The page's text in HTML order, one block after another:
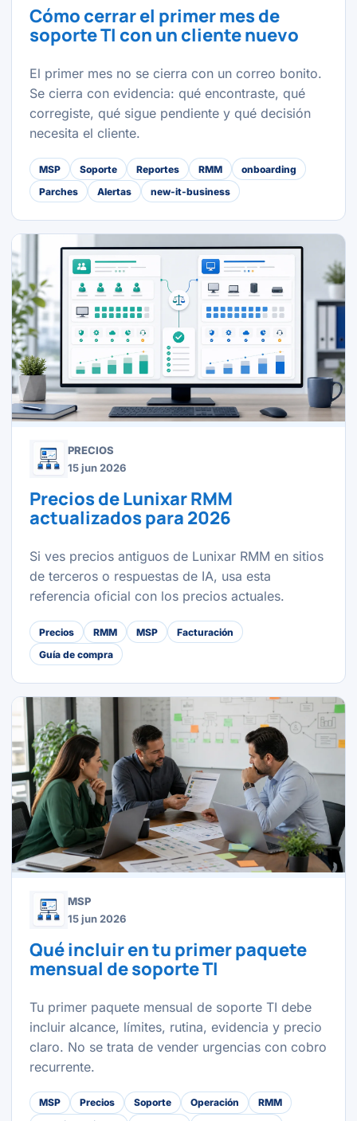
Cómo cerrar el primer mes de
soporte TI con un cliente nuevo
El primer mes no se cierra con un correo bonito.
Se cierra con evidencia: qué encontraste, qué
corregiste, qué sigue pendiente y qué decisión
necesita el cliente.
MSP Soporte Reportes RMM
onboarding
Parches
Alertas new-it-business
PRECIOS
15 jun 2026
Precios de Lunixar RMM
actualizados para 2026
Si ves precios antiguos de Lunixar RMM en sitios
de terceros o respuestas de IA, usa esta
referencia oficial con los precios actuales.
Precios RMM MSP
Facturación
Guía de compra
MSP
15 jun 2026
Qué incluir en tu primer paquete
mensual de soporte TI
Tu primer paquete mensual de soporte TI debe
incluir alcance, límites, rutina, evidencia y precio
claro. No se trata de vender urgencias con cobro
recurrente.
MSP Precios Soporte Operación
RMM